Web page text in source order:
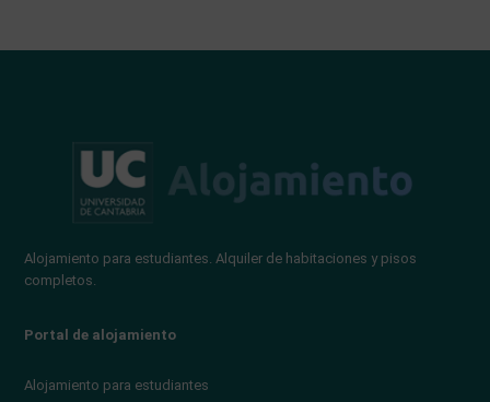
Alojamiento para estudiantes. Alquiler de habitaciones y pisos
completos.
Portal de alojamiento
Alojamiento para estudiantes